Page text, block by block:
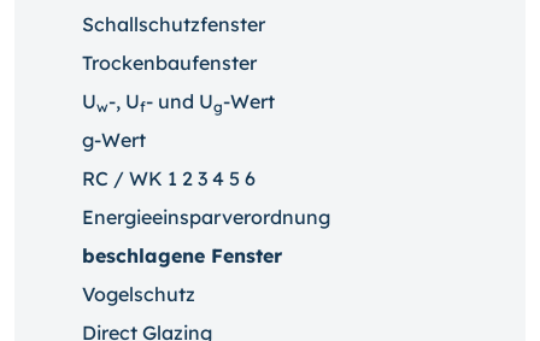
Schallschutzfenster
Trockenbaufenster
Uw-, Uf- und Ug-Wert
g-Wert
RC / WK 1 2 3 4 5 6
Energieeinsparverordnung
beschlagene Fenster
Vogelschutz
Direct Glazing